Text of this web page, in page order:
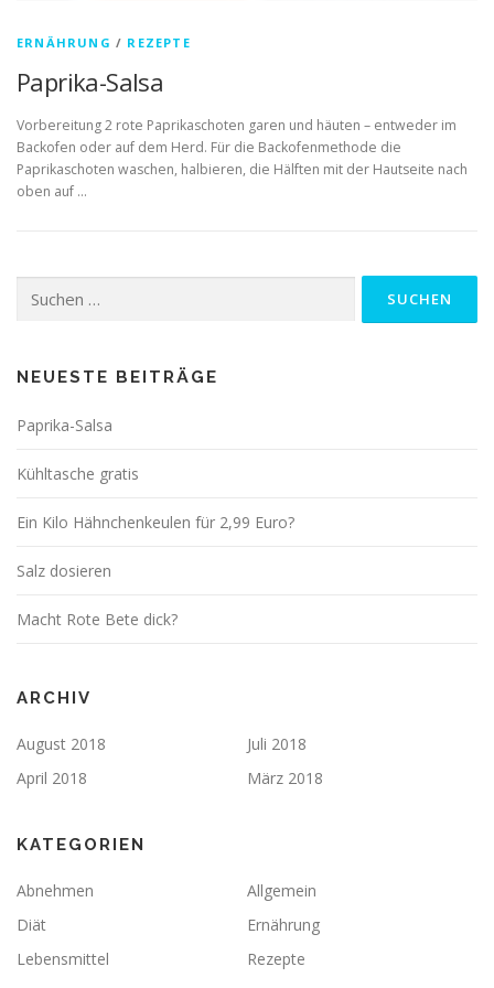
ERNÄHRUNG / REZEPTE
Paprika-Salsa
Vorbereitung 2 rote Paprikaschoten garen und häuten – entweder im
Backofen oder auf dem Herd. Für die Backofenmethode die
Paprikaschoten waschen, halbieren, die Hälften mit der Hautseite nach
oben auf …
nach:
NEUESTE BEITRÄGE
Paprika-Salsa
Kühltasche gratis
Ein Kilo Hähnchenkeulen für 2,99 Euro?
Salz dosieren
Macht Rote Bete dick?
ARCHIV
August 2018
Juli 2018
April 2018
März 2018
KATEGORIEN
Abnehmen
Allgemein
Diät
Ernährung
Lebensmittel
Rezepte